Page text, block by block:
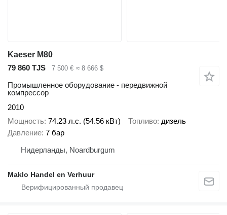
Kaeser M80
79 860 TJS
7 500 € ≈ 8 666 $
Промышленное оборудование - передвижной
компрессор
2010
Мощность 74.23 л.с. (54.56 кВт) Топливо дизель
Давление 7 бар
Нидерланды, Noardburgum
Maklo Handel en Verhuur